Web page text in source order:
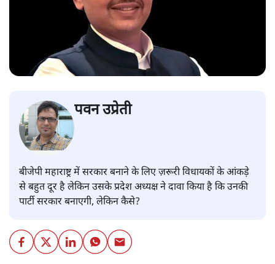
पवन उप्रेती
बीजेपी महाराष्ट्र में सरकार बनाने के लिए ज़रूरी विधायकों के आंकड़े
से बहुत दूर है लेकिन उसके प्रदेश अध्यक्ष ने दावा किया है कि उनकी
पार्टी सरकार बनाएगी, लेकिन कैसे?